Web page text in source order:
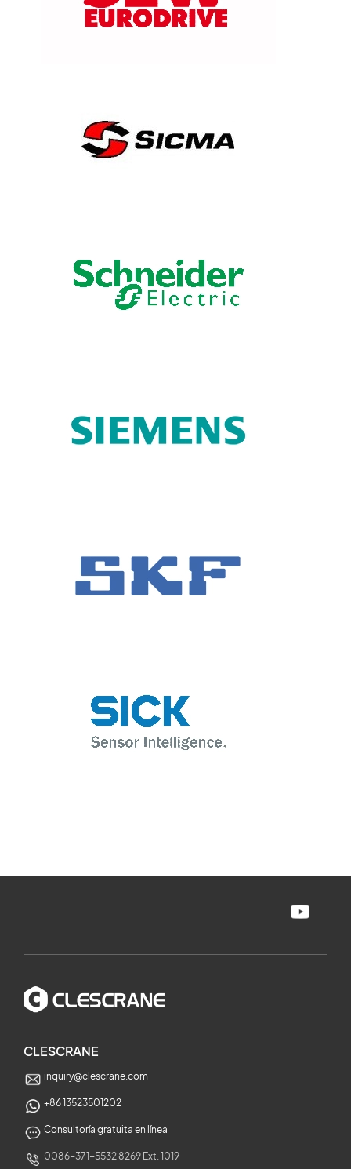
CONTÁCTENOS
CLESCRANE
inquiry@clescrane.com
+86 13523501202
Consultoría gratuita en línea
0086-371-5532 8269 Ext. 1019